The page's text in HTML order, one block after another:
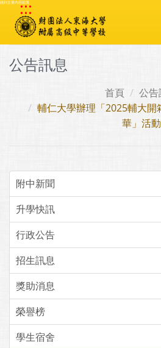
跳到主要內容區塊
:::
公告訊息
首頁
公告
輔仁大學辦理「2025輔大
華」活動
附中新聞
升學快訊
行政公告
招生訊息
獎助消息
榮譽榜
學生宿舍